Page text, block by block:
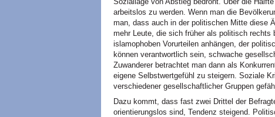
arbeitslos zu werden. Wenn man die
man, dass auch in der politischen Mitte diese
mehr Leute, die sich früher als politisch rechts
islamophoben Vorurteilen anhängen, der
können verantwortlich sein, schwache
Zuwanderer betrachtet man dann als
eigene Selbstwertgefühl zu steigern. Soziale
verschiedener gesellschaftlicher Gruppen
Dazu kommt, dass fast zwei Drittel der
orientierungslos sind, Tendenz steigend.